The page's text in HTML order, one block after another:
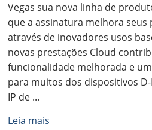
Vegas sua nova linha de
que a assinatura melhora
através de inovadores usos
novas prestações Cloud
funcionalidade melhorada e
para muitos dos dispositivos
IP de ...
Leia mais